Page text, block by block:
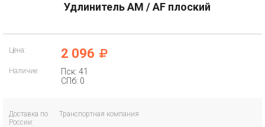
Удлинитель AM / AF плоский
Цена: 2 096
Наличие:
Пск: 41
СПб: 0
Доставка по
России:
Транспортная компания